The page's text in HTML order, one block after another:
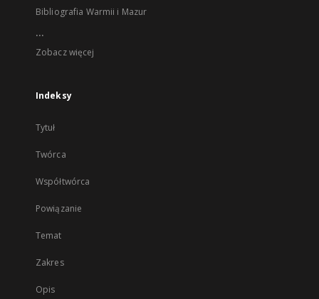
Bibliografia Warmii i Mazur
...
Zobacz więcej
Indeksy
Tytuł
Twórca
Współtwórca
Powiązanie
Temat
Zakres
Opis